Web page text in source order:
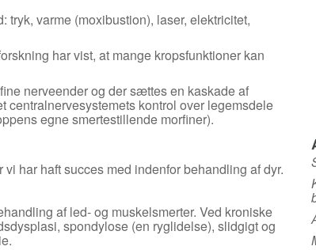
tryk, varme (moxibustion), laser, elektricitet,
har vist, at mange kropsfunktioner kan
nerveender og der sættes en kaskade af
centralnervesystemets kontrol over legemsdele
egne smertestillende morfiner).
har haft succes med indenfor behandling af dyr.
af led- og muskelsmerter. Ved kroniske
spondylose (en ryglidelse), slidgigt og